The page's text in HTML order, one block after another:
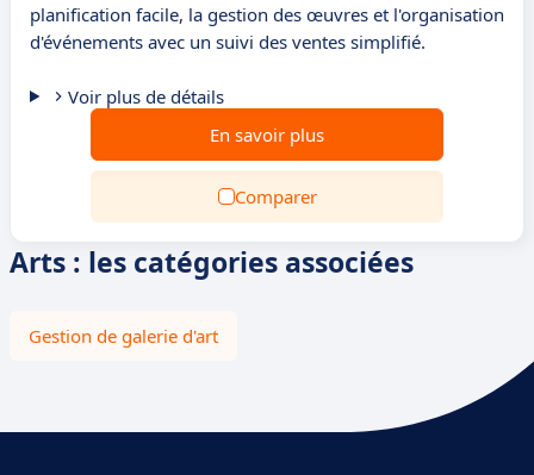
planification facile, la gestion des œuvres et l'organisation
d'événements avec un suivi des ventes simplifié.
Voir plus de détails
En savoir plus
Comparer
Arts : les catégories associées
Gestion de galerie d'art